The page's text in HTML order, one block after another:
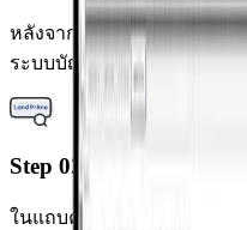
หลังจากติดตั้งแล้ว ให้เปิดแอป
ระบบบัญชีที่มีอยู่”
Step 02
ในแถบค้นหาโบรกเกอร์ พิมพ์